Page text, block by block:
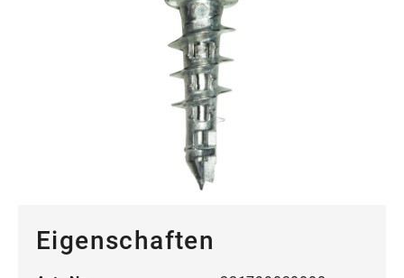
Eigenschaften